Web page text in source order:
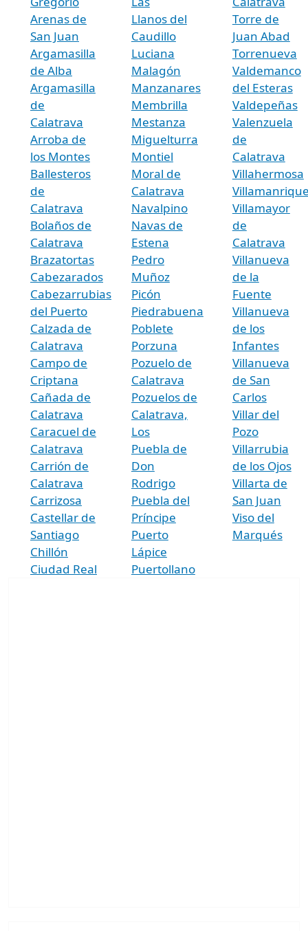
Arenas de
San Juan
Argamasilla
de Alba
Argamasilla
de
Calatrava
Arroba de
los Montes
Ballesteros
de
Calatrava
Bolaños de
Calatrava
Brazatortas
Cabezarados
Cabezarrubias
del Puerto
Calzada de
Calatrava
Campo de
Criptana
Cañada de
Calatrava
Caracuel de
Calatrava
Carrión de
Calatrava
Carrizosa
Castellar de
Santiago
Chillón
Ciudad Real
Llanos del
Caudillo
Luciana
Malagón
Manzanares
Membrilla
Mestanza
Miguelturra
Montiel
Moral de
Calatrava
Navalpino
Navas de
Estena
Pedro
Muñoz
Picón
Piedrabuena
Poblete
Porzuna
Pozuelo de
Calatrava
Pozuelos de
Calatrava,
Los
Puebla de
Don
Rodrigo
Puebla del
Príncipe
Puerto
Lápice
Puertollano
Torre de
Juan Abad
Torrenueva
Valdemanco
del Esteras
Valdepeñas
Valenzuela
de
Calatrava
Villahermosa
Villamayor
de
Calatrava
Villanueva
de la
Fuente
Villanueva
de los
Infantes
Villanueva
de San
Carlos
Villar del
Pozo
Villarrubia
de los Ojos
Villarta de
San Juan
Viso del
Marqués